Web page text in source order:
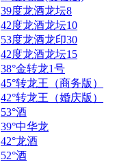
39度龙酒龙坛8
42度龙酒龙坛10
53度龙酒龙印30
42度龙酒龙坛15
38°金转龙1号
45°转龙王（商务版）
42°转龙王（婚庆版）
53°酒
39°中华龙
42°龙酒
52°酒